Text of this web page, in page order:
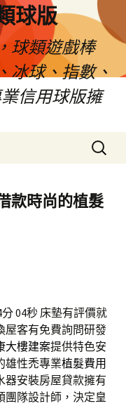
球版
球類遊戲棒
冰球、指數、
信用球版擁
搜
尋
鍵
字:
款時尚的植髮
04秒 床墊有評價就
屋客有免費詢問研發
大樓建案提供特色安
雄性禿專業植髮費用
器安裝房屋貸款擁有
團隊設計師，決定皇